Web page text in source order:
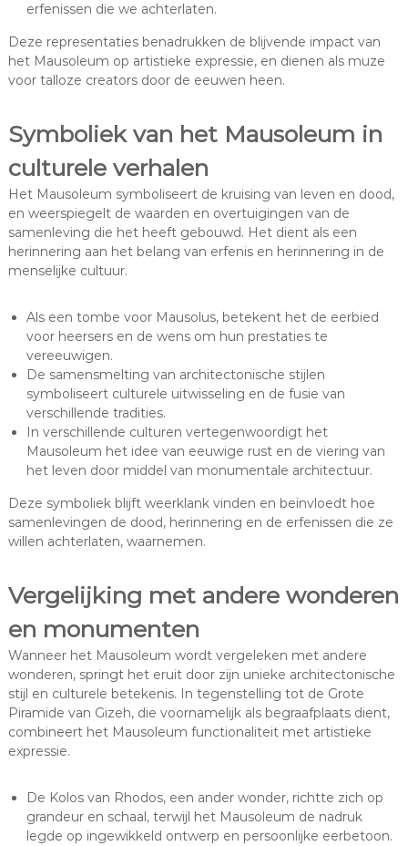
erfenissen die we achterlaten.
Deze representaties benadrukken de blijvende impact van
het Mausoleum op artistieke expressie, en dienen als muze
voor talloze creators door de eeuwen heen.
Symboliek van het Mausoleum in
culturele verhalen
Het Mausoleum symboliseert de kruising van leven en dood,
en weerspiegelt de waarden en overtuigingen van de
samenleving die het heeft gebouwd. Het dient als een
herinnering aan het belang van erfenis en herinnering in de
menselijke cultuur.
Als een tombe voor Mausolus, betekent het de eerbied
voor heersers en de wens om hun prestaties te
vereeuwigen.
De samensmelting van architectonische stijlen
symboliseert culturele uitwisseling en de fusie van
verschillende tradities.
In verschillende culturen vertegenwoordigt het
Mausoleum het idee van eeuwige rust en de viering van
het leven door middel van monumentale architectuur.
Deze symboliek blijft weerklank vinden en beïnvloedt hoe
samenlevingen de dood, herinnering en de erfenissen die ze
willen achterlaten, waarnemen.
Vergelijking met andere wonderen
en monumenten
Wanneer het Mausoleum wordt vergeleken met andere
wonderen, springt het eruit door zijn unieke architectonische
stijl en culturele betekenis. In tegenstelling tot de Grote
Piramide van Gizeh, die voornamelijk als begraafplaats dient,
combineert het Mausoleum functionaliteit met artistieke
expressie.
De Kolos van Rhodos, een ander wonder, richtte zich op
grandeur en schaal, terwijl het Mausoleum de nadruk
legde op ingewikkeld ontwerp en persoonlijke eerbetoon.